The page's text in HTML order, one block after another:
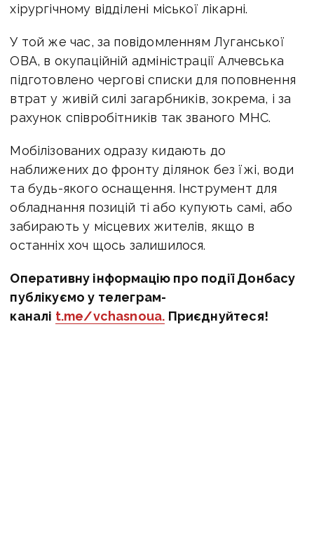
хірургічному відділені міської лікарні.
У той же час, за повідомленням Луганської
ОВА, в окупаційній адміністрації Алчевська
підготовлено чергові списки для поповнення
втрат у живій силі загарбників, зокрема, і за
рахунок співробітників так званого МНС.
Мобілізованих одразу кидають до
наближених до фронту ділянок без їжі, води
та будь-якого оснащення. Інструмент для
обладнання позицій ті або купують самі, або
забирають у місцевих жителів, якщо в
останніх хоч щось залишилося.
Оперативну інформацію про події Донбасу
публікуємо у телеграм-
каналі t.me/vchasnoua. Приєднуйтеся!